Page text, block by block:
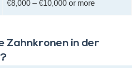
€8,000 – €10,000 or more
Zahnkronen in der